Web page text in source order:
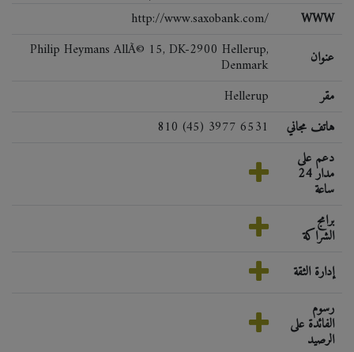
http://www.saxobank.com/
WWW
Philip Heymans AllÃ© 15, DK-2900 Hellerup,
Denmark
عنوان
Hellerup
مقر
810 (45) 3977 6531
هاتف مجاني
دعم على
مدار 24
ساعة
برامج
الشراكة
إدارة الثقة
رسوم
الفائدة على
الرصيد